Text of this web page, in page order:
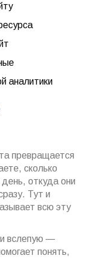
аналитики
превращается
сколько
откуда они
Тут и
всю эту
вслепую —
понять,